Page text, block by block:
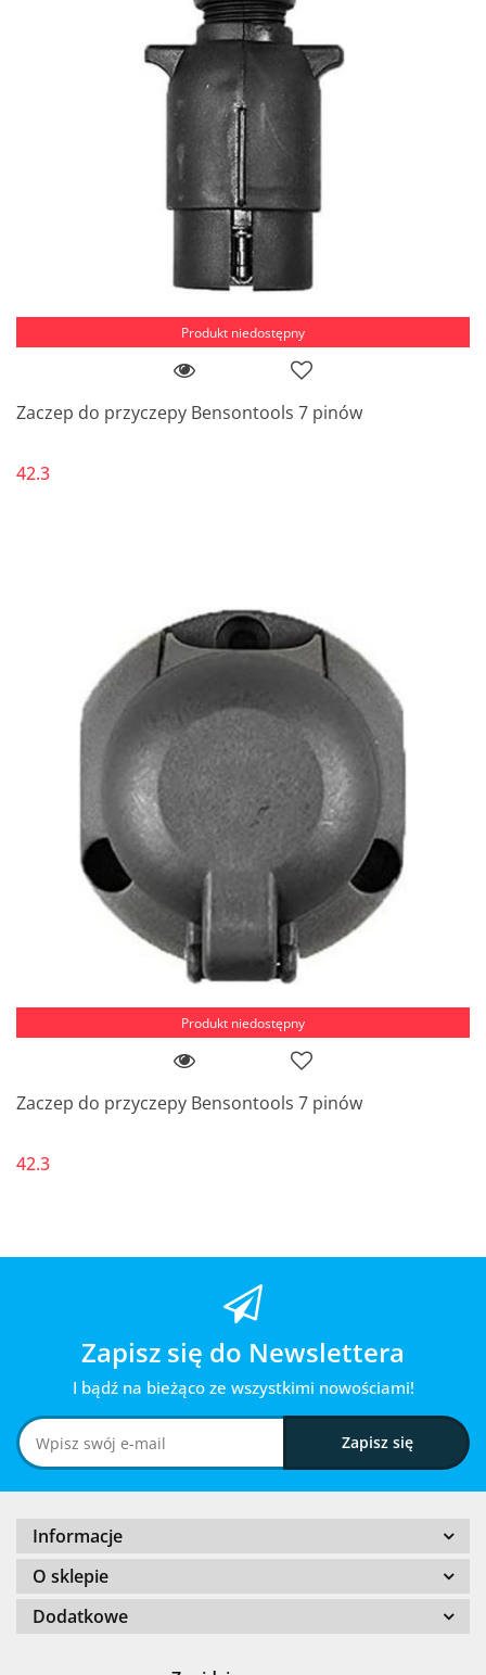
Produkt niedostępny
Zaczep do przyczepy Bensontools 7 pinów
42.3
Produkt niedostępny
Zaczep do przyczepy Bensontools 7 pinów
42.3
Zapisz się do Newslettera
I bądź na bieżąco ze wszystkimi nowościami!
Informacje
O sklepie
Dodatkowe